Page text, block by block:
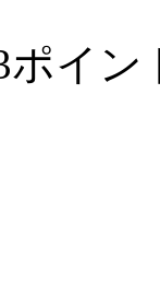
ポイ